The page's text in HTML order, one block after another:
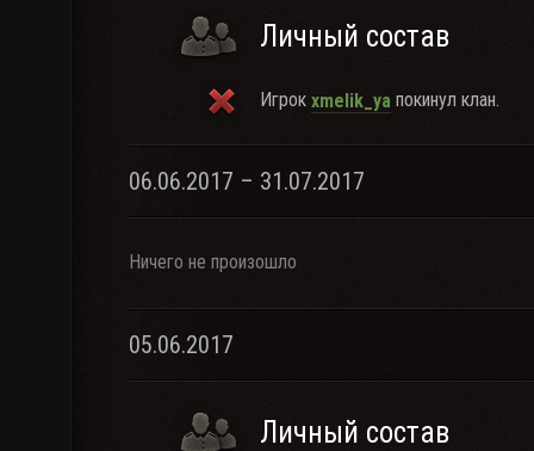
Личный состав
Игрок xmelik_ya покинул клан.
06.06.2017 – 31.07.2017
Ничего не произошло
05.06.2017
Личный состав